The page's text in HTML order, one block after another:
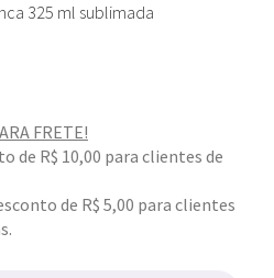
325 ml sublimada
FRETE!
de R$ 10,00 para clientes de
de R$ 5,00 para clientes